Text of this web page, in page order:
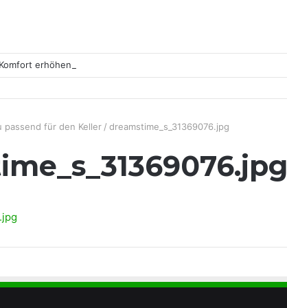
erhöhen
passend für den Keller / dreamstime_s_31369076.jpg